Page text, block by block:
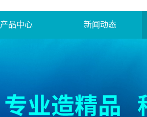
产品中心 新闻动态